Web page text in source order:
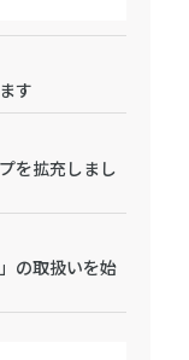
す
を拡充しまし
の取扱いを始